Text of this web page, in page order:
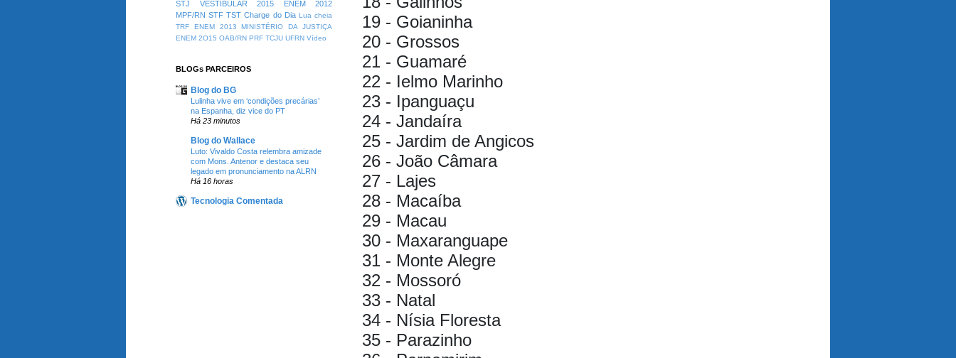
19 - Goianinha
20 - Grossos
21 - Guamaré
22 - Ielmo Marinho
23 - Ipanguaçu
24 - Jandaíra
25 - Jardim de Angicos
26 - João Câmara
27 - Lajes
28 - Macaíba
29 - Macau
30 - Maxaranguape
31 - Monte Alegre
32 - Mossoró
33 - Natal
34 - Nísia Floresta
35 - Parazinho
STJ
VESTIBULAR 2015
ENEM 2012
MPF/RN STF TST Charge do Dia Lua cheia
TRF
ENEM 2013
MINISTÉRIO DA JUSTIÇA
ENEM 2O15 OAB/RN PRF TCJU UFRN Vídeo
BLOGs PARCEIROS
Blog do BG
Lulinha vive em ‘condições precárias’
na Espanha, diz vice do PT
Há 23 minutos
Blog do Wallace
Luto: Vivaldo Costa relembra amizade
com Mons. Antenor e destaca seu
legado em pronunciamento na ALRN
Há 16 horas
Tecnologia Comentada